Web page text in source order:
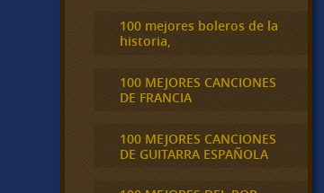
100 mejores boleros de la
historia,
100 MEJORES CANCIONES
DE FRANCIA
100 MEJORES CANCIONES
DE GUITARRA ESPAÑOLA